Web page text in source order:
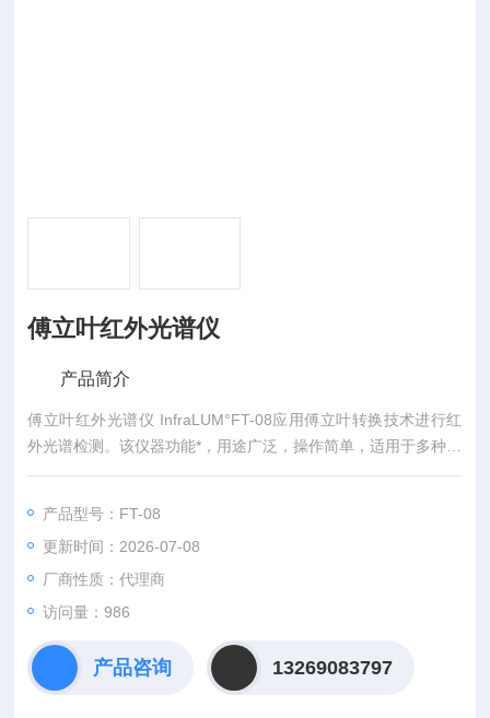
傅立叶红外光谱仪
产品简介
傅立叶红外光谱仪 InfraLUM°FT-08应用傅立叶转换技术进行红
外光谱检测。该仪器功能*，用途广泛，操作简单，适用于多种分
析研究，可根据研究目标进行扩展。该仪器具备高精度精光学性
出众的信噪比和光谱性能，确保检测数据的精准可靠。
产品型号：FT-08
更新时间：2026-07-08
厂商性质：代理商
访问量：986
产品咨询 13269083797